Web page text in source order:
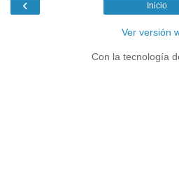
‹ Inicio
Ver versión
Con la tecnología